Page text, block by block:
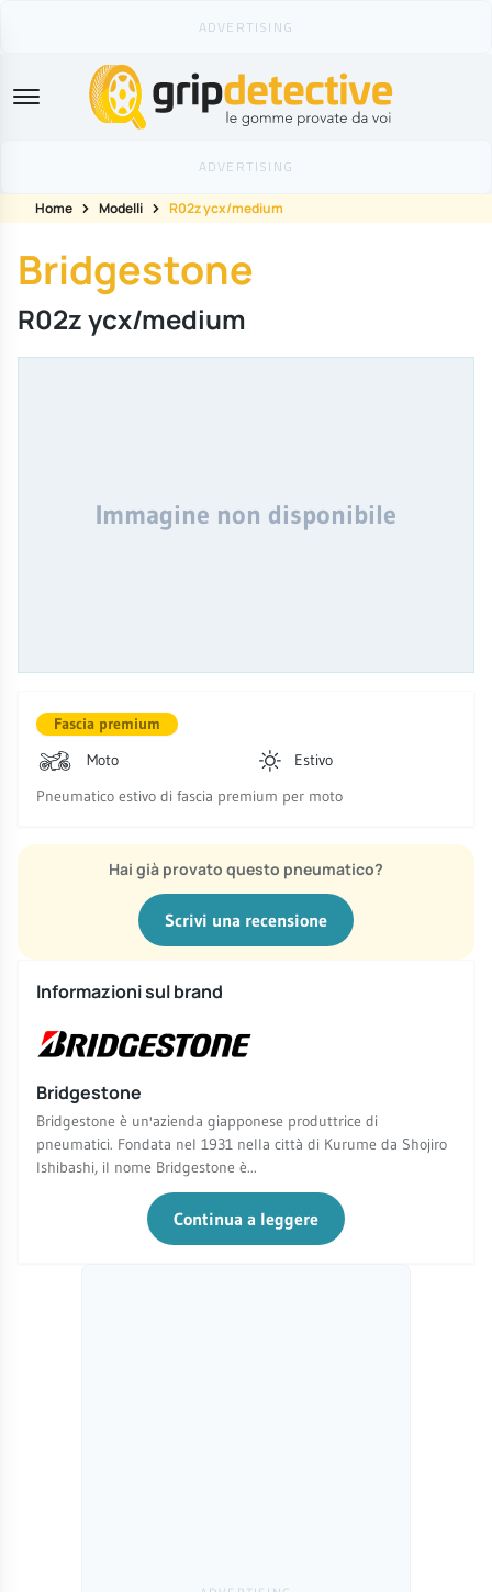
GripDetective
Home Modelli R02z ycx/medium
Bridgestone
R02z ycx/medium
Immagine non disponibile
Fascia premium
Moto
Estivo
Pneumatico estivo di fascia premium per moto
Hai già provato questo pneumatico?
Scrivi una recensione
Informazioni sul brand
Bridgestone
Bridgestone è un'azienda giapponese produttrice di
pneumatici. Fondata nel 1931 nella città di Kurume da Shojiro
Ishibashi, il nome Bridgestone è...
Continua a leggere